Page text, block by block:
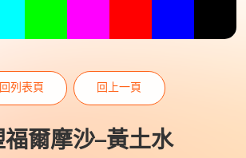
福爾摩沙─黃土水
回列表頁 回上一頁